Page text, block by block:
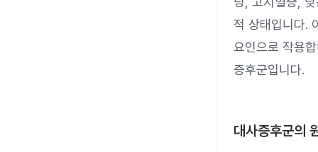
적 상태입니다.
요인으로 작용
증후군입니다.
대사증후군의